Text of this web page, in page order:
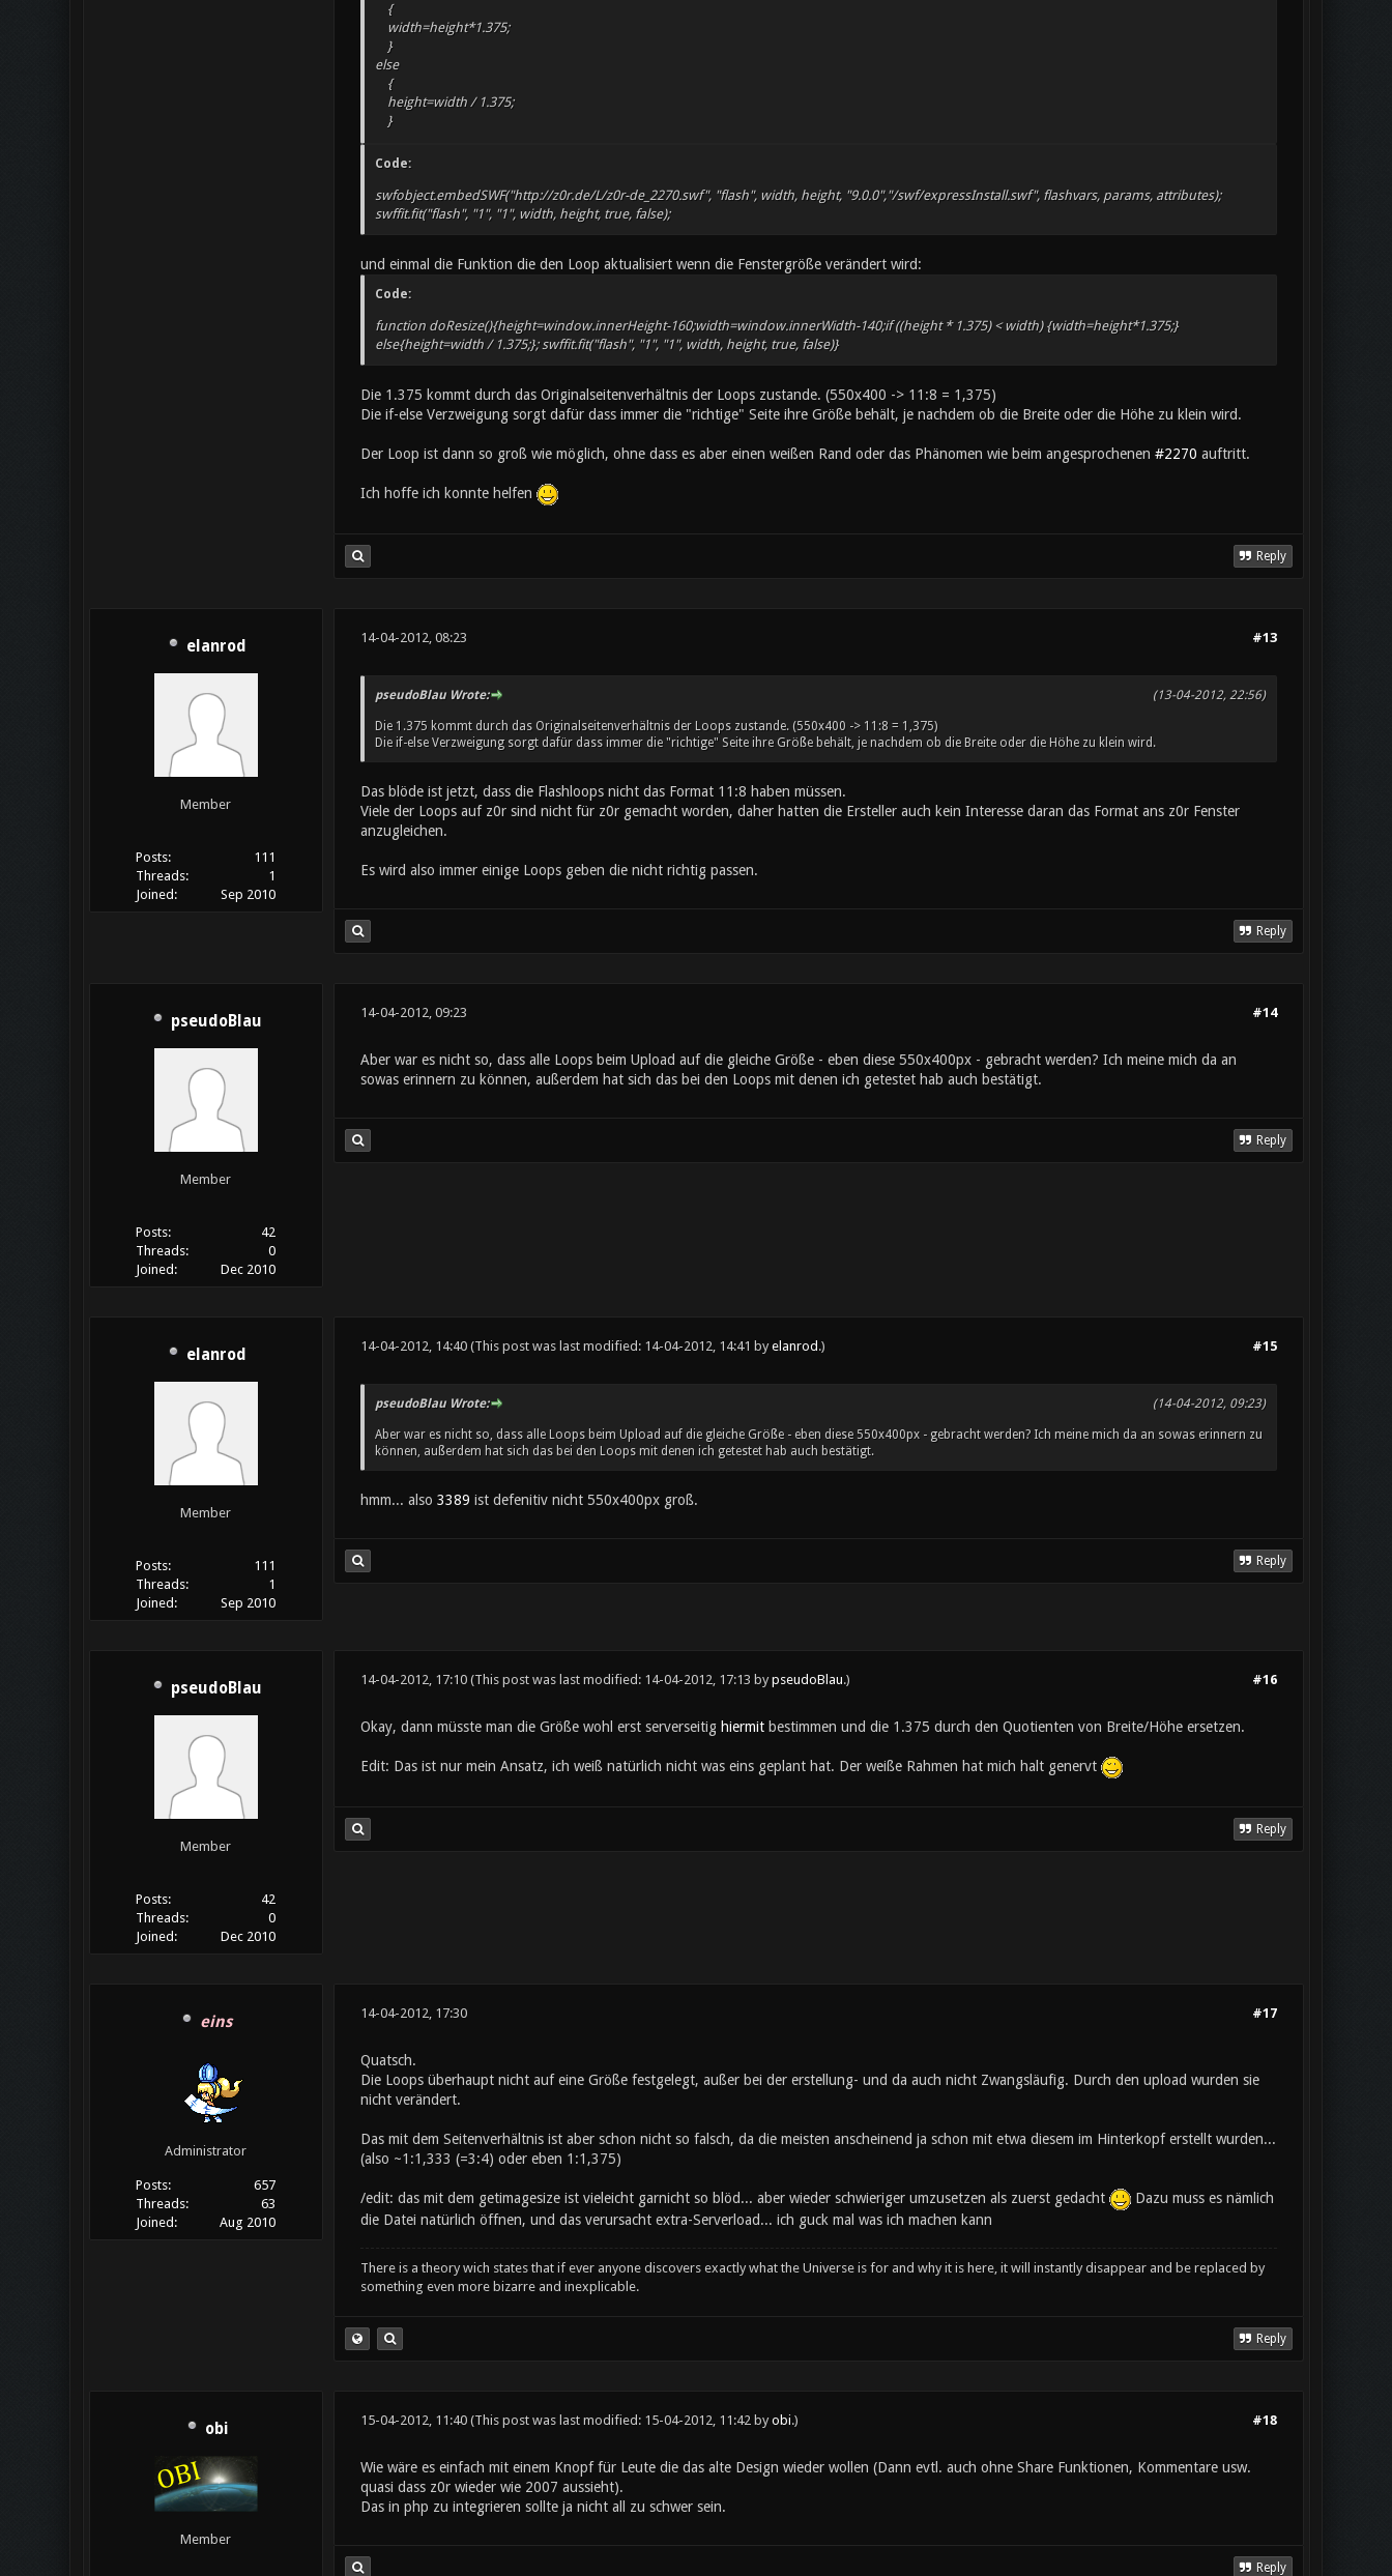
{
width=height*1.375;
}
else
{
height=width / 1.375;
}
Code:
swfobject.embedSWF("http://z0r.de/L/z0r-de_2270.swf", "flash", width, height, "9.0.0","/swf/expressInstall.swf", flashvars, params, attributes);
swffit.fit("flash", "1", "1", width, height, true, false);
und einmal die Funktion die den Loop aktualisiert wenn die Fenstergröße verändert wird:
Code:
function doResize(){height=window.innerHeight-160;width=window.innerWidth-140;if ((height * 1.375) < width) {width=height*1.375;}
else{height=width / 1.375;}; swffit.fit("flash", "1", "1", width, height, true, false)}
Die 1.375 kommt durch das Originalseitenverhältnis der Loops zustande. (550x400 -> 11:8 = 1,375)
Die if-else Verzweigung sorgt dafür dass immer die "richtige" Seite ihre Größe behält, je nachdem ob die Breite oder die Höhe zu klein wird.
Der Loop ist dann so groß wie möglich, ohne dass es aber einen weißen Rand oder das Phänomen wie beim angesprochenen #2270 auftritt.
Ich hoffe ich konnte helfen
Reply
elanrod
Member
Posts:
111
Threads:
1
Joined:
Sep 2010
#13
14-04-2012, 08:23
(13-04-2012, 22:56)
pseudoBlau Wrote:
Die 1.375 kommt durch das Originalseitenverhältnis der Loops zustande. (550x400 -> 11:8 = 1,375)
Die if-else Verzweigung sorgt dafür dass immer die "richtige" Seite ihre Größe behält, je nachdem ob die Breite oder die Höhe zu klein wird.
Das blöde ist jetzt, dass die Flashloops nicht das Format 11:8 haben müssen.
Viele der Loops auf z0r sind nicht für z0r gemacht worden, daher hatten die Ersteller auch kein Interesse daran das Format ans z0r Fenster
anzugleichen.
Es wird also immer einige Loops geben die nicht richtig passen.
Reply
pseudoBlau
Member
Posts:
42
Threads:
0
Joined:
Dec 2010
#14
14-04-2012, 09:23
Aber war es nicht so, dass alle Loops beim Upload auf die gleiche Größe - eben diese 550x400px - gebracht werden? Ich meine mich da an
sowas erinnern zu können, außerdem hat sich das bei den Loops mit denen ich getestet hab auch bestätigt.
Reply
elanrod
Member
Posts:
111
Threads:
1
Joined:
Sep 2010
#15
14-04-2012, 14:40 (This post was last modified: 14-04-2012, 14:41 byelanrod .)
(14-04-2012, 09:23)
pseudoBlau Wrote:
Aber war es nicht so, dass alle Loops beim Upload auf die gleiche Größe - eben diese 550x400px - gebracht werden? Ich meine mich da an sowas erinnern zu
können, außerdem hat sich das bei den Loops mit denen ich getestet hab auch bestätigt.
hmm... also 3389 ist defenitiv nicht 550x400px groß.
Reply
pseudoBlau
Member
Posts:
42
Threads:
0
Joined:
Dec 2010
#16
14-04-2012, 17:10 (This post was last modified: 14-04-2012, 17:13 bypseudoBlau.)
Okay, dann müsste man die Größe wohl erst serverseitig hiermitbestimmen und die 1.375 durch den Quotienten von Breite/Höhe ersetzen.
Edit: Das ist nur mein Ansatz, ich weiß natürlich nicht was eins geplant hat. Der weiße Rahmen hat mich halt genervt
Reply
eins
Administrator
Posts:
657
Threads:
63
Joined:
Aug 2010
#17
14-04-2012, 17:30
Quatsch.
Die Loops überhaupt nicht auf eine Größe festgelegt, außer bei der erstellung- und da auch nicht Zwangsläufig. Durch den upload wurden sie
nicht verändert.
Das mit dem Seitenverhältnis ist aber schon nicht so falsch, da die meisten anscheinend ja schon mit etwa diesem im Hinterkopf erstellt wurden...
(also ~1:1,333 (=3:4) oder eben 1:1,375)
/edit: das mit dem getimagesize ist vieleicht garnicht so blöd... aber wieder schwieriger umzusetzen als zuerst gedacht
Dazu muss es nämlich
die Datei natürlich öffnen, und das verursacht extra-Serverload... ich guck mal was ich machen kann
There is a theory wich states that if ever anyone discovers exactly what the Universe is for and why it is here, it will instantly disappear and be replaced by
something even more bizarre and inexplicable.
Reply
obi
Member
#18
15-04-2012, 11:40 (This post was last modified: 15-04-2012, 11:42 byobi.)
Wie wäre es einfach mit einem Knopf für Leute die das alte Design wieder wollen (Dann evtl. auch ohne Share Funktionen, Kommentare usw.
quasi dass z0r wieder wie 2007 aussieht).
Das in php zu integrieren sollte ja nicht all zu schwer sein.
Reply